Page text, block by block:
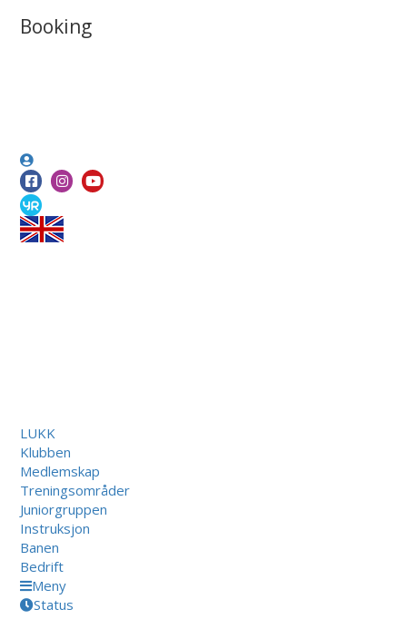
Booking
LUKK
Klubben
Medlemskap
Treningsområder
Juniorgruppen
Instruksjon
Banen
Bedrift
Meny
Status